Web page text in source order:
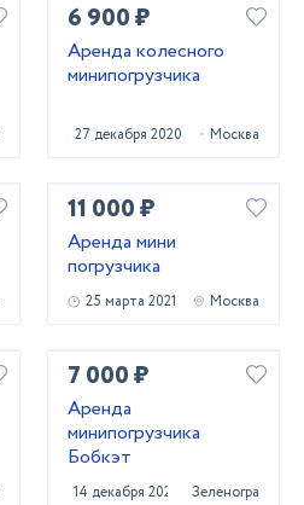
6 900 ₽
Аренда колесного
минипогрузчика
27 декабря 2020 Москва
11 000 ₽
Аренда мини
погрузчика
25 марта 2021 Москва
7 000 ₽
Аренда
минипогрузчика
Бобкэт
14 декабря 2020 Зеленоград